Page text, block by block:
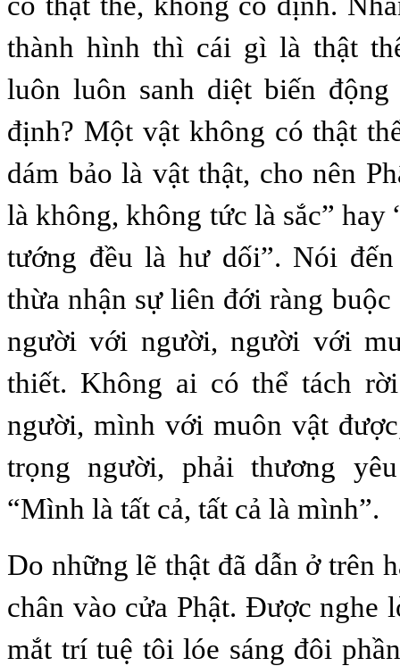
thành hình thì cái gì là thật
luôn luôn sanh diệt biến
định? Một vật không có thật
dám bảo là vật thật, cho nên
là không, không tức là sắc” hay
tướng đều là hư dối”. Nói
thừa nhận sự liên đới ràng
người với người, người với
thiết. Không ai có thể tách
người, mình với muôn vật
trọng người, phải thương
“Mình là tất cả, tất cả là mình”.
Do những lẽ thật đã dẫn ở trên
chân vào cửa Phật. Được nghe
mắt trí tuệ tôi lóe sáng đôi